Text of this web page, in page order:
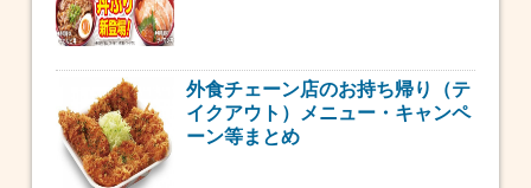
外食チェーン店のお持ち帰り（テ
イクアウト）メニュー・キャンペ
ーン等まとめ